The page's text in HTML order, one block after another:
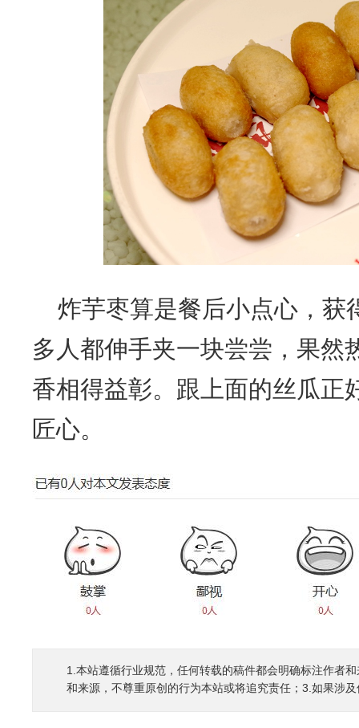
炸芋枣算是餐后小点心，获
多人都伸手夹一块尝尝，果然
香相得益彰。跟上面的丝瓜正
匠心。
1.本站遵循行业规范，任何转载的稿件都会明确标注作者
和来源，不尊重原创的行为本站或将追究责任；3.如果涉